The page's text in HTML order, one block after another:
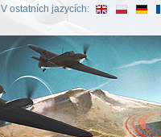
V ostatních jazycích: